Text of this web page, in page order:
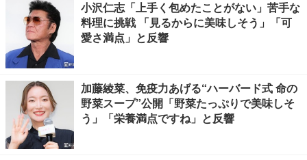
小沢仁志「上手く包めたことがない」苦手な
料理に挑戦 「見るからに美味しそう」「可
愛さ満点」と反響
加藤綾菜、免疫力あげる“ハーバード式 命の
野菜スープ”公開「野菜たっぷりで美味しそ
う」「栄養満点ですね」と反響